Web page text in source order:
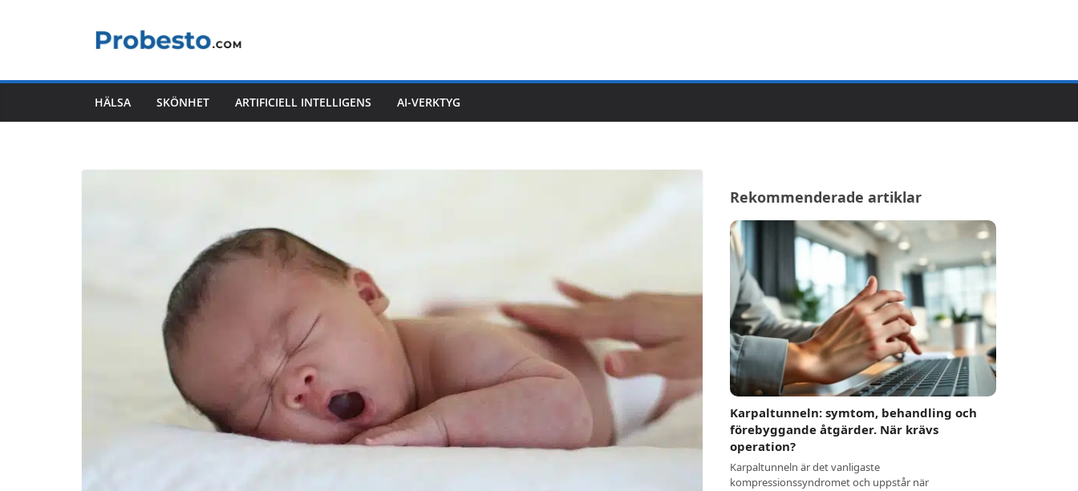
HÄLSA SKÖNHET ARTIFICIELL INTELLIGENS AI-VERKTYG
Rekommenderade artiklar
Karpaltunneln: symtom, behandling och
förebyggande åtgärder. När krävs
operation?
Karpaltunneln är det vanligaste
kompressionssyndromet och uppstår när